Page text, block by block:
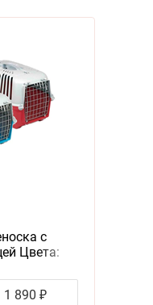
с
Цвета:
1 890 ₽